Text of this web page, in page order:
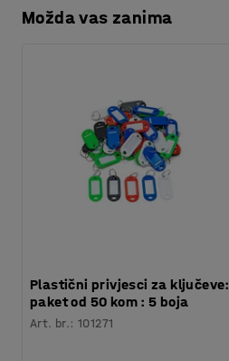
Možda vas zanima
Plastični privjesci za ključeve:
paket od 50 kom : 5 boja
Art. br.:101271